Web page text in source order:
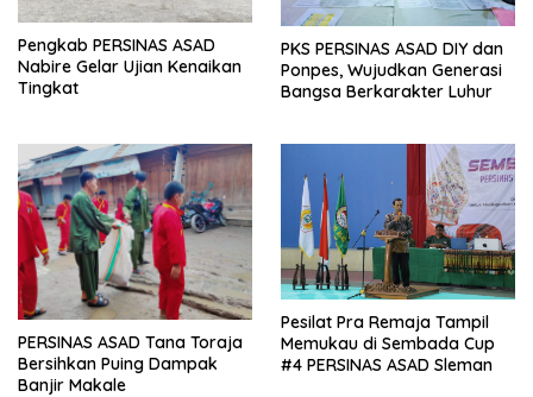
Pengkab PERSINAS ASAD
Nabire Gelar Ujian Kenaikan
Tingkat
PKS PERSINAS ASAD DIY dan
Ponpes, Wujudkan Generasi
Bangsa Berkarakter Luhur
PERSINAS ASAD Tana Toraja
Bersihkan Puing Dampak
Banjir Makale
Pesilat Pra Remaja Tampil
Memukau di Sembada Cup
#4 PERSINAS ASAD Sleman